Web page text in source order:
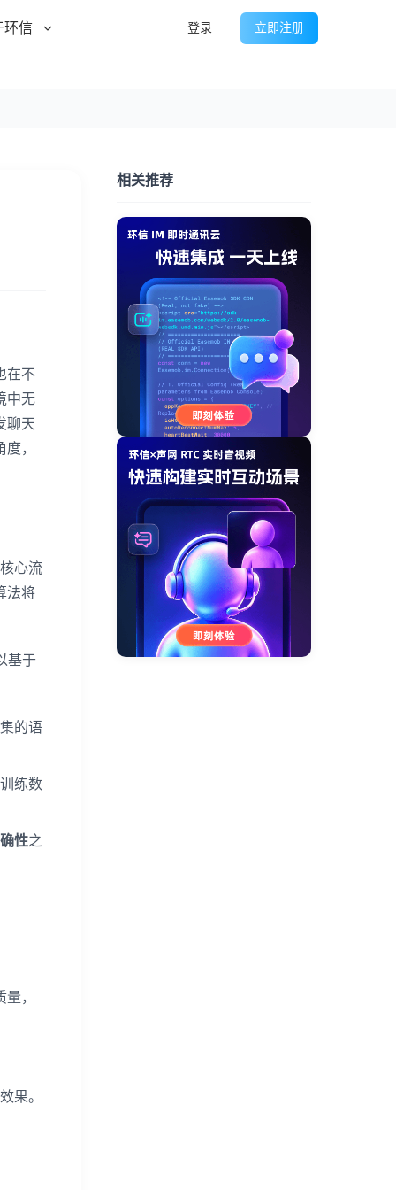
环信 登录 立即注册
在不
中无
聊天
，
心流
法将
基于
的语
练数
性之
，
果。
相关推荐